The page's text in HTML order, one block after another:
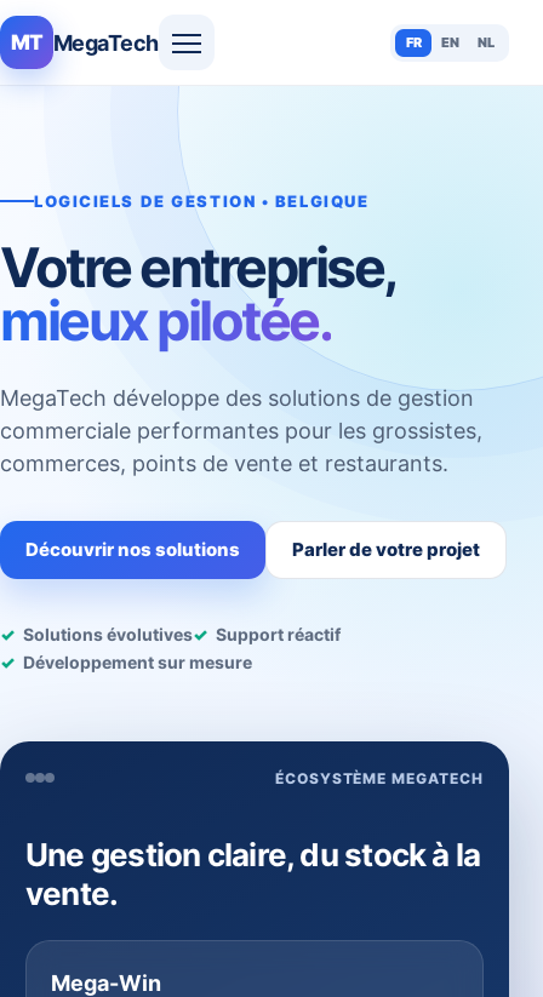
MT MegaTech FR EN NL
LOGICIELS DE GESTION • BELGIQUE
Votre entreprise,
mieux pilotée.
MegaTech développe des solutions de gestion
commerciale performantes pour les grossistes,
commerces, points de vente et restaurants.
Découvrir nos solutions Parler de votre projet
Solutions évolutives
Support réactif
Développement sur mesure
ÉCOSYSTÈME MEGATECH
Une gestion claire, du stock à la
vente.
Mega-Win